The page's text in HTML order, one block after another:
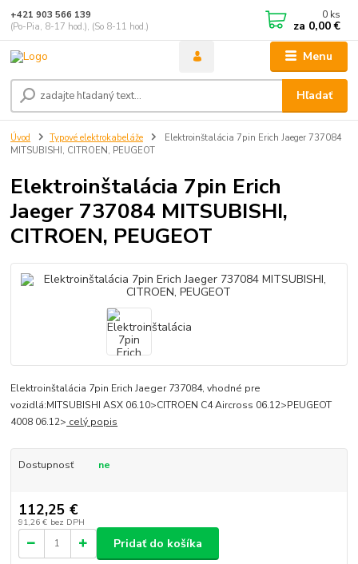
Menu
Hľadať
+421 903 566 139
(Po-Pia, 8-17 hod.), (So 8-11 hod.)
0 ks
za 0,00 €
Úvod Typové elektrokabeláže
Elektroinštalácia 7pin Erich Jaeger 737084
MITSUBISHI, CITROEN, PEUGEOT
Elektroinštalácia 7pin Erich
Jaeger 737084 MITSUBISHI,
CITROEN, PEUGEOT
Elektroinštalácia 7pin Erich Jaeger 737084, vhodné pre
vozidlá:MITSUBISHI ASX 06.10>CITROEN C4 Aircross 06.12>PEUGEOT
4008 06.12> celý popis
Dostupnosť ne
112,25 €
91,26 € bez DPH
Pridať do košíka